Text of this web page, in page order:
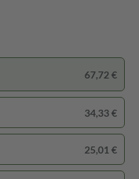
67,72 €
34,33 €
25,01 €